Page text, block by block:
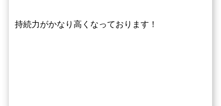
持続力がかなり高くなっております！